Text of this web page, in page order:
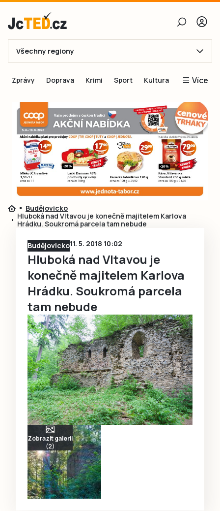
E-mail
Obnovit heslo
Přihlásit se
Přihlásit se přes Facebook
Ještě nemám účet, chci seRegistrovat
Všechny regiony
Zprávy Doprava Krimi Sport Kultura Více
Inspirace
Čtenáři píší
Speciální přílohy
Inzerce
Budějovicko
Hluboká nad Vltavou je konečně majitelem Karlova
Hrádku. Soukromá parcela tam nebude
Budějovicko11. 5. 2018 10:02
Hluboká nad Vltavou je
konečně majitelem Karlova
Hrádku. Soukromá parcela
tam nebude
Zobrazit galerii
(2)